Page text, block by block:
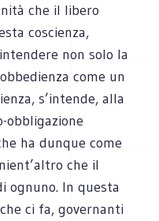
che il libero
coscienza,
non solo la
come un
s’intende, alla
obbligazione
ha dunque come
che il
ognuno. In questa
ci fa, governanti